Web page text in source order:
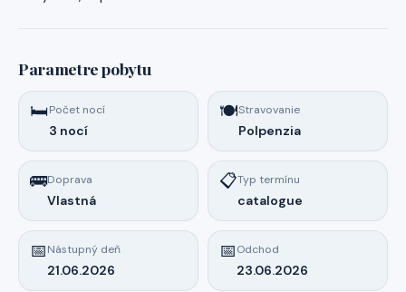
Parametre pobytu
🛏️Počet nocí
3 nocí
🍽️Stravovanie
Polpenzia
🚌Doprava
Vlastná
📋Typ termínu
catalogue
📅Nástupný deň
21.06.2026
📅Odchod
23.06.2026